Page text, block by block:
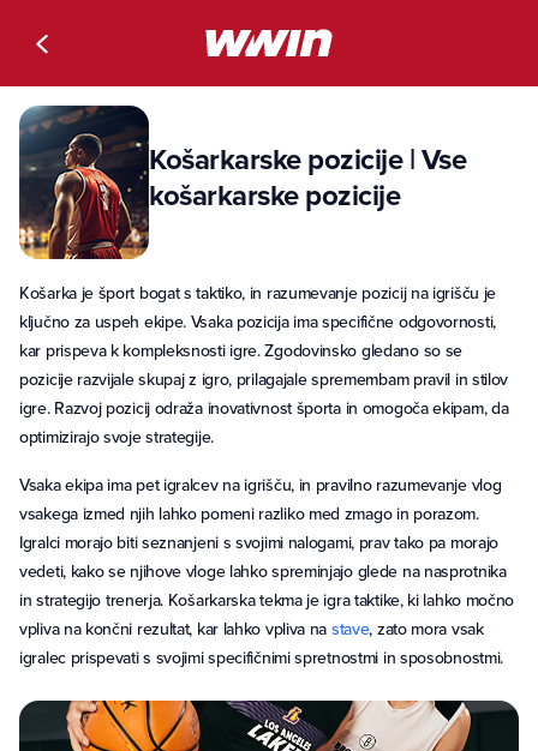
Košarkarske pozicije | Vse
košarkarske pozicije
Košarka je šport bogat s taktiko, in razumevanje pozicij na igrišču je
ključno za uspeh ekipe. Vsaka pozicija ima specifične odgovornosti,
kar prispeva k kompleksnosti igre. Zgodovinsko gledano so se
pozicije razvijale skupaj z igro, prilagajale spremembam pravil in stilov
igre. Razvoj pozicij odraža inovativnost športa in omogoča ekipam, da
optimizirajo svoje strategije.
Vsaka ekipa ima pet igralcev na igrišču, in pravilno razumevanje vlog
vsakega izmed njih lahko pomeni razliko med zmago in porazom.
Igralci morajo biti seznanjeni s svojimi nalogami, prav tako pa morajo
vedeti, kako se njihove vloge lahko spreminjajo glede na nasprotnika
in strategijo trenerja. Košarkarska tekma je igra taktike, ki lahko močno
vpliva na končni rezultat, kar lahko vpliva na stave, zato mora vsak
igralec prispevati s svojimi specifičnimi spretnostmi in sposobnostmi.